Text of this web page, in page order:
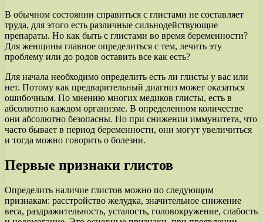
В обычном состоянии справиться с глистами не составляет
труда, для этого есть различные сильнодействующие
препараты. Но как быть с глистами во время беременности?
Для женщины главное определиться с тем, лечить эту
проблему или до родов оставить все как есть?
Для начала необходимо определить есть ли глисты у вас или
нет. Потому как предварительный диагноз может оказаться
ошибочным. По мнению многих медиков глисты, есть в
абсолютно каждом организме. В определенном количестве
они абсолютно безопасны. Но при снижении иммунитета, что
часто бывает в период беременности, они могут увеличиться
и тогда можно говорить о болезни.
Первые признаки глистов
Определить наличие глистов можно по следующим
признакам: расстройство желудка, значительное снижение
веса, раздражительность, усталость, головокружение, слабость